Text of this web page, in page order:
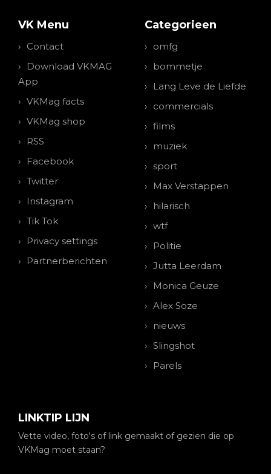
VK Menu
Contact
Download VKMAG
App
VKMag facts
VKMag shop
RSS
Facebook
Twitter
Instagram
Tik Tok
Privacy settings
Partnerberichten
Categorieen
omfg
bommetje
Lang Leve de Liefde
commercials
films
muziek
sport
Max Verstappen
hilarisch
wtf
Politie
Jutta Leerdam
Monica Geuze
Alex Soze
nieuws
Slingshot
Parels
LINKTIP LIJN
Vette video, foto's of link gemaakt of gezien die op
VKMag moet staan?